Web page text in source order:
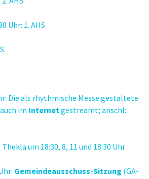
Uhr: 1. AHS
Die als rhythmische Messe gestaltete
im Internetgestreamt; anschl:
um 18:30, 8, 11 und 18:30 Uhr
Gemeindeausschuss-Sitzung (GA-